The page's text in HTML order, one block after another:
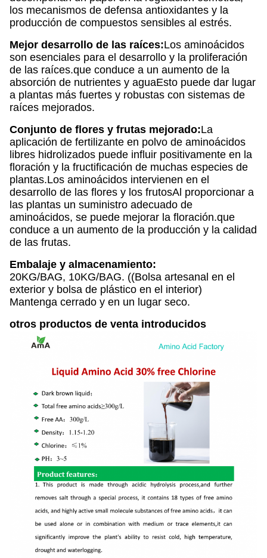
los mecanismos de defensa antioxidantes y la
producción de compuestos sensibles al estrés.
Mejor desarrollo de las raíces:Los aminoácidos
son esenciales para el desarrollo y la proliferación
de las raíces.que conduce a un aumento de la
absorción de nutrientes y aguaEsto puede dar lugar
a plantas más fuertes y robustas con sistemas de
raíces mejorados.
Conjunto de flores y frutas mejorado:La
aplicación de fertilizante en polvo de aminoácidos
libres hidrolizados puede influir positivamente en la
floración y la fructificación de muchas especies de
plantas.Los aminoácidos intervienen en el
desarrollo de las flores y los frutosAl proporcionar a
las plantas un suministro adecuado de
aminoácidos, se puede mejorar la floración.que
conduce a un aumento de la producción y la calidad
de las frutas.
Embalaje y almacenamiento:
20KG/BAG, 10KG/BAG. ((Bolsa artesanal en el
exterior y bolsa de plástico en el interior)
Mantenga cerrado y en un lugar seco.
otros productos de venta introducidos